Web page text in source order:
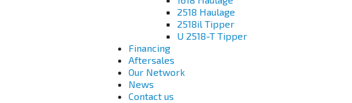
2518 Haulage
2518il Tipper
U 2518-T Tipper
Financing
Aftersales
Our Network
News
Contact us